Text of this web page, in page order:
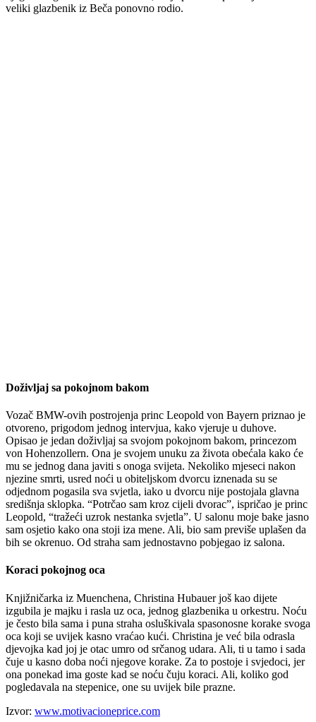
veliki glazbenik iz Beča ponovno rodio.
Doživljaj sa pokojnom bakom
Vozač BMW-ovih postrojenja princ Leopold von Bayern priznao je
otvoreno, prigodom jednog intervjua, kako vjeruje u duhove.
Opisao je jedan doživljaj sa svojom pokojnom bakom, princezom
von Hohenzollern. Ona je svojem unuku za života obećala kako će
mu se jednog dana javiti s onoga svijeta. Nekoliko mjeseci nakon
njezine smrti, usred noći u obiteljskom dvorcu iznenada su se
odjednom pogasila sva svjetla, iako u dvorcu nije postojala glavna
središnja sklopka. “Potrčao sam kroz cijeli dvorac”, ispričao je princ
Leopold, “tražeći uzrok nestanka svjetla”. U salonu moje bake jasno
sam osjetio kako ona stoji iza mene. Ali, bio sam previše uplašen da
bih se okrenuo. Od straha sam jednostavno pobjegao iz salona.
Koraci pokojnog oca
Knjižničarka iz Muenchena, Christina Hubauer još kao dijete
izgubila je majku i rasla uz oca, jednog glazbenika u orkestru. Noću
je često bila sama i puna straha osluškivala spasonosne korake svoga
oca koji se uvijek kasno vraćao kući. Christina je već bila odrasla
djevojka kad joj je otac umro od srčanog udara. Ali, ti u tamo i sada
čuje u kasno doba noći njegove korake. Za to postoje i svjedoci, jer
ona ponekad ima goste kad se noću čuju koraci. Ali, koliko god
pogledavala na stepenice, one su uvijek bile prazne.
Izvor: www.motivacioneprice.com